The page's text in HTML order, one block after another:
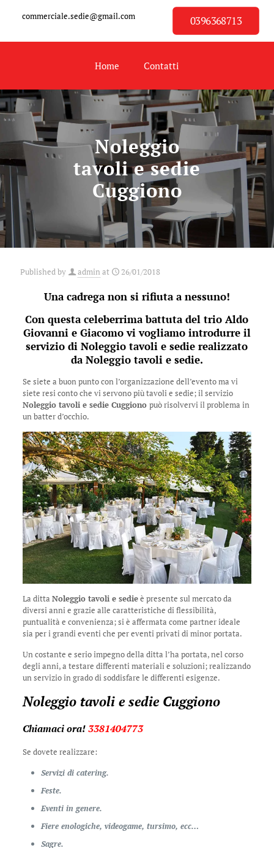
commerciale.sedie@gmail.com 0396368713
Home Contatti
Noleggio
tavoli e sedie
Cuggiono
Published by admin at 26/01/2018
Una cadrega non si rifiuta a nessuno!
Con questa celeberrima battuta del trio Aldo
Giovanni e Giacomo vi vogliamo introdurre il
servizio di Noleggio tavoli e sedie realizzato
da Noleggio tavoli e sedie.
Se siete a buon punto con l’organizzazione dell’evento ma vi
siete resi conto che vi servono più tavoli e sedie; il servizio
Noleggio tavoli e sedie Cuggiono può risolvervi il problema in
un batter d’occhio.
La ditta Noleggio tavoli e sedieè presente sul mercato da
diversi anni e grazie alle caratteristiche di flessibilità,
puntualità e convenienza; si è affermata come partner ideale
sia per i grandi eventi che per eventi privati di minor portata.
Un costante e serio impegno della ditta l’ha portata, nel corso
degli anni, a testare differenti materiali e soluzioni; realizzando
un servizio in grado di soddisfare le differenti esigenze.
Noleggio tavoli e sedie Cuggiono
Chiamaci ora!3381404773
Se dovete realizzare:
Servizi di catering.
Feste.
Eventi in genere.
Fiere enologiche, videogame, tursimo, ecc…
Sagre.